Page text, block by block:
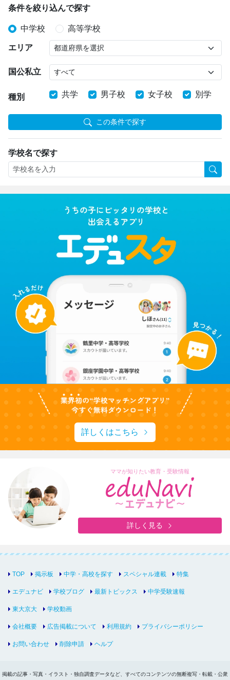
条件を絞り込んで探す
中学校 高等学校
エリア
国公私立
種別 共学 男子校 女子校 別学
この条件で探す
学校名で探す
詳しくはこちら
ママが知りたい教育・受験情報
詳しく見る
TOP 掲示板 中学・高校を探す スペシャル連載 特集
エデュナビ 学校ブログ 最新トピックス 中学受験速報
東大京大 学校動画
会社概要 広告掲載について 利用規約 プライバシーポリシー
お問い合わせ 削除申請 ヘルプ
掲載の記事・写真・イラスト・独自調査データなど、すべてのコンテンツの無断複写・転載・公衆